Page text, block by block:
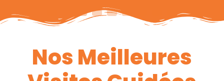
Nos Meilleures